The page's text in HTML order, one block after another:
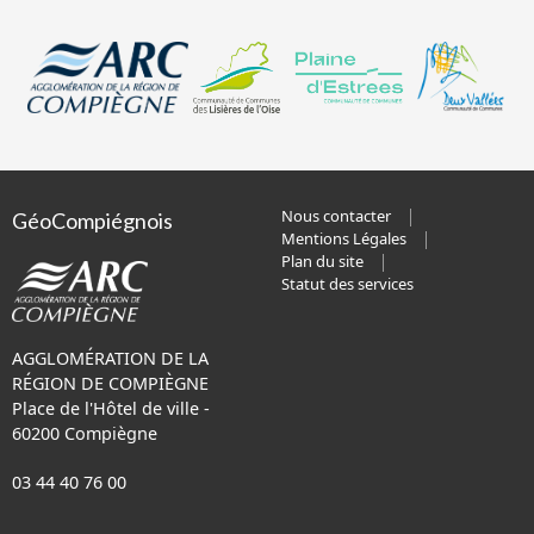
GéoCompiégnois
AGGLOMÉRATION DE LA
RÉGION DE COMPIÈGNE
Place de l'Hôtel de ville -
60200 Compiègne
03 44 40 76 00
Nous contacter
Mentions Légales
Plan du site
Statut des services